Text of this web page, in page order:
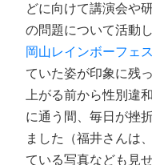
どに向けて講演会や
の問題について活動
岡山レインボーフェ
ていた姿が印象に残
上がる前から性別違
に通う間、毎日が挫
ました（福井さんは
ている写真なども見